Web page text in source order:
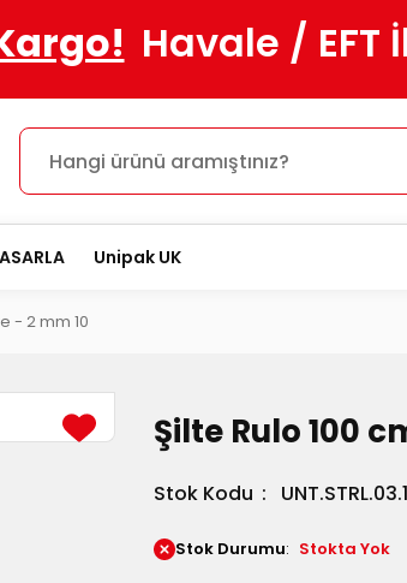
Havale / EFT
Unipak UK
- 2 mm 10
Şilte Rulo 100
Stok Kodu
Stok Durumu Stokta Yok